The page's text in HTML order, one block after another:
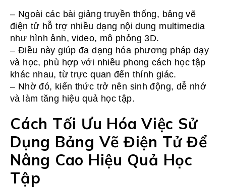
– Ngoài các bài giảng truyền thống, bảng vẽ
điện tử hỗ trợ nhiều dạng nội dung multimedia
như hình ảnh, video, mô phỏng 3D.
– Điều này giúp đa dạng hóa phương pháp dạy
và học, phù hợp với nhiều phong cách học tập
khác nhau, từ trực quan đến thính giác.
– Nhờ đó, kiến thức trở nên sinh động, dễ nhớ
và làm tăng hiệu quả học tập.
Cách Tối Ưu Hóa Việc Sử
Dụng Bảng Vẽ Điện Tử Để
Nâng Cao Hiệu Quả Học
Tập